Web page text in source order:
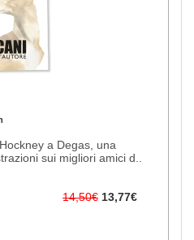
a Degas, una
sui migliori amici d..
14,50€ 13,77€